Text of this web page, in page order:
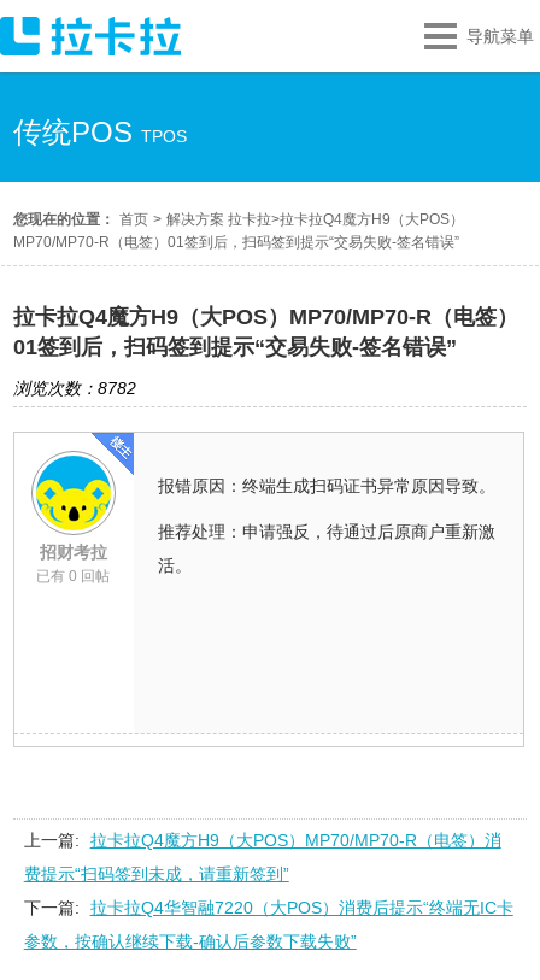
导航菜单
传统POSTPOS
您现在的位置： 首页 > 解决方案 拉卡拉>拉卡拉Q4魔方H9（大POS）
MP70/MP70-R（电签）01签到后，扫码签到提示“交易失败-签名错误”
拉卡拉Q4魔方H9（大POS）MP70/MP70-R（电签）
01签到后，扫码签到提示“交易失败-签名错误”
浏览次数：8782
招财考拉
已有 0 回帖
报错原因：终端生成扫码证书异常原因导致。
推荐处理：申请强反，待通过后原商户重新激
活。
上一篇:
拉卡拉Q4魔方H9（大POS）MP70/MP70-R（电签）消
费提示“扫码签到未成，请重新签到”
下一篇:
拉卡拉Q4华智融7220（大POS）消费后提示“终端无IC卡
参数，按确认继续下载-确认后参数下载失败”